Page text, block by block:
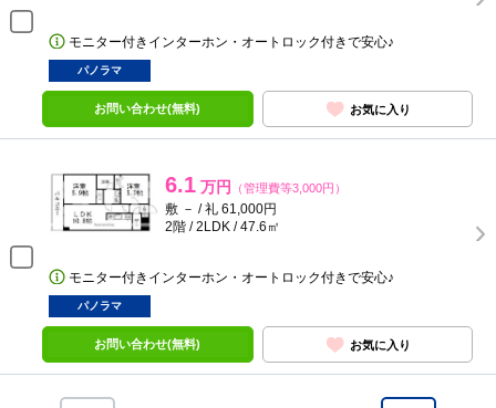
モニター付きインターホン・オートロック付きで安心♪
パノラマ
お問い合わせ(無料) お気に入り
6.1 万円 （管理費等3,000円）
敷 － / 礼 61,000円
2階 / 2LDK / 47.6㎡
モニター付きインターホン・オートロック付きで安心♪
パノラマ
お問い合わせ(無料) お気に入り